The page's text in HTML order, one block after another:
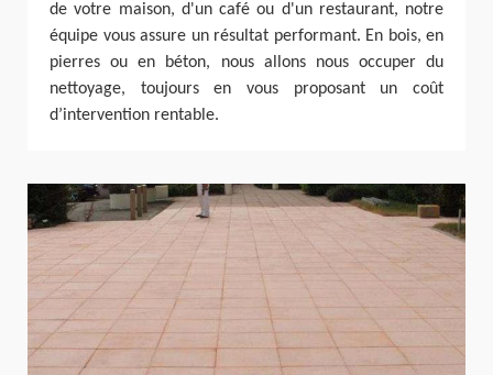
de votre maison, d'un café ou d'un restaurant, notre
équipe vous assure un résultat performant. En bois, en
pierres ou en béton, nous allons nous occuper du
nettoyage, toujours en vous proposant un coût
d’intervention rentable.